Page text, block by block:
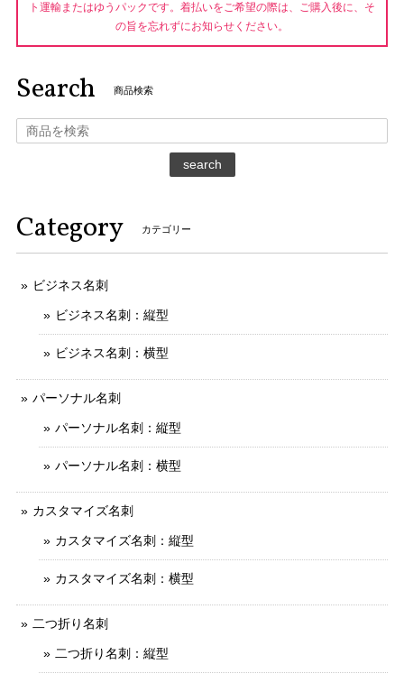
ト運輸またはゆうパックです。着払いをご希望の際は、ご購入後に、そ
の旨を忘れずにお知らせください。
Search 商品検索
search
Category カテゴリー
ビジネス名刺
ビジネス名刺：縦型
ビジネス名刺：横型
パーソナル名刺
パーソナル名刺：縦型
パーソナル名刺：横型
カスタマイズ名刺
カスタマイズ名刺：縦型
カスタマイズ名刺：横型
二つ折り名刺
二つ折り名刺：縦型